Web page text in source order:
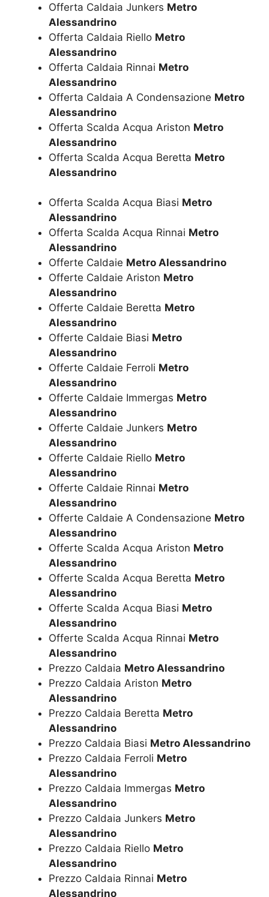
Offerta Caldaia Junkers Metro
Alessandrino
Offerta Caldaia Riello Metro
Alessandrino
Offerta Caldaia Rinnai Metro
Alessandrino
Offerta Caldaia A Condensazione Metro
Alessandrino
Offerta Scalda Acqua Ariston Metro
Alessandrino
Offerta Scalda Acqua Beretta Metro
Alessandrino
Offerta Scalda Acqua Biasi Metro
Alessandrino
Offerta Scalda Acqua Rinnai Metro
Alessandrino
Offerte Caldaie Metro Alessandrino
Offerte Caldaie Ariston Metro
Alessandrino
Offerte Caldaie Beretta Metro
Alessandrino
Offerte Caldaie Biasi Metro
Alessandrino
Offerte Caldaie Ferroli Metro
Alessandrino
Offerte Caldaie Immergas Metro
Alessandrino
Offerte Caldaie Junkers Metro
Alessandrino
Offerte Caldaie Riello Metro
Alessandrino
Offerte Caldaie Rinnai Metro
Alessandrino
Offerte Caldaie A Condensazione Metro
Alessandrino
Offerte Scalda Acqua Ariston Metro
Alessandrino
Offerte Scalda Acqua Beretta Metro
Alessandrino
Offerte Scalda Acqua Biasi Metro
Alessandrino
Offerte Scalda Acqua Rinnai Metro
Alessandrino
Prezzo Caldaia Metro Alessandrino
Prezzo Caldaia Ariston Metro
Alessandrino
Prezzo Caldaia Beretta Metro
Alessandrino
Prezzo Caldaia Biasi Metro Alessandrino
Prezzo Caldaia Ferroli Metro
Alessandrino
Prezzo Caldaia Immergas Metro
Alessandrino
Prezzo Caldaia Junkers Metro
Alessandrino
Prezzo Caldaia Riello Metro
Alessandrino
Prezzo Caldaia Rinnai Metro
Alessandrino